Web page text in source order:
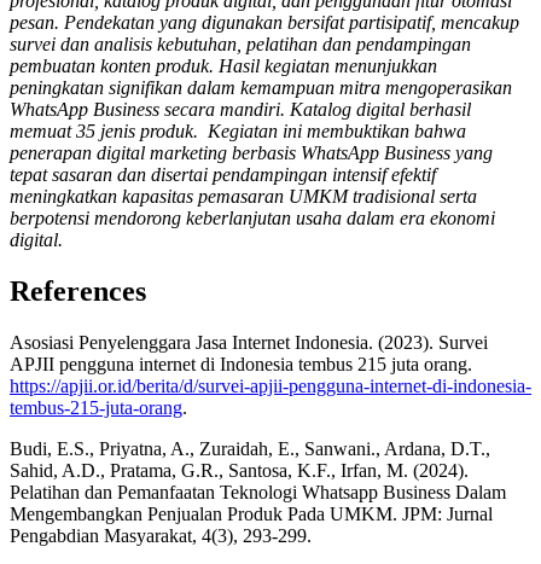
pesan. Pendekatan yang digunakan bersifat partisipatif, mencakup
survei dan analisis kebutuhan, pelatihan dan pendampingan
pembuatan konten produk. Hasil kegiatan menunjukkan
peningkatan signifikan dalam kemampuan mitra mengoperasikan
WhatsApp Business secara mandiri. Katalog digital berhasil
memuat 35 jenis produk. Kegiatan ini membuktikan bahwa
penerapan digital marketing berbasis WhatsApp Business yang
tepat sasaran dan disertai pendampingan intensif efektif
meningkatkan kapasitas pemasaran UMKM tradisional serta
berpotensi mendorong keberlanjutan usaha dalam era ekonomi
digital.
References
Asosiasi Penyelenggara Jasa Internet Indonesia. (2023). Survei
APJII pengguna internet di Indonesia tembus 215 juta orang.
https://apjii.or.id/berita/d/survei-apjii-pengguna-internet-di-indonesia-
tembus-215-juta-orang.
Budi, E.S., Priyatna, A., Zuraidah, E., Sanwani., Ardana, D.T.,
Sahid, A.D., Pratama, G.R., Santosa, K.F., Irfan, M. (2024).
Pelatihan dan Pemanfaatan Teknologi Whatsapp Business Dalam
Mengembangkan Penjualan Produk Pada UMKM. JPM: Jurnal
Pengabdian Masyarakat, 4(3), 293-299.